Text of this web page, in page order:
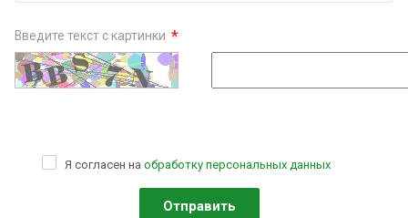
Введите текст с картинки *
Я согласен на обработку персональных данных